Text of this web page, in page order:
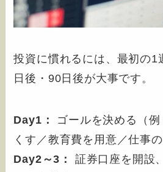
投資に慣れるには、最初の1
日後・90日後が大事です。
Day1：
ゴールを決める（
くす／教育費を用意／仕事
Day2～3：
証券口座を開設